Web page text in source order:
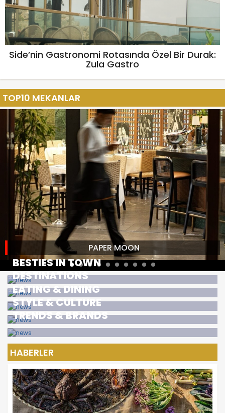
Side’nin Gastronomi Rotasında Özel Bir Durak:
Zula Gastro
TOP10 MEKANLAR
PAPER MOON
BESTIES IN TOWN
DESTINATIONS
EATING & DINING
STYLE & CULTURE
TRENDS & BRANDS
HABERLER